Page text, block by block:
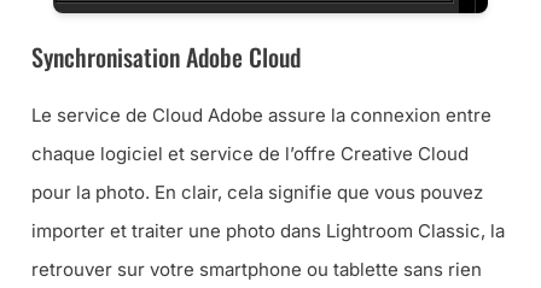
Synchronisation Adobe Cloud
Le service de Cloud Adobe assure la connexion entre
chaque logiciel et service de l’offre Creative Cloud
pour la photo. En clair, cela signifie que vous pouvez
importer et traiter une photo dans Lightroom Classic, la
retrouver sur votre smartphone ou tablette sans rien